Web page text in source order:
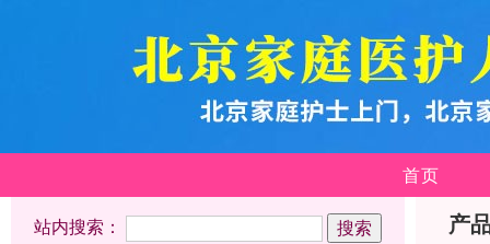
首页
站内搜索： 产